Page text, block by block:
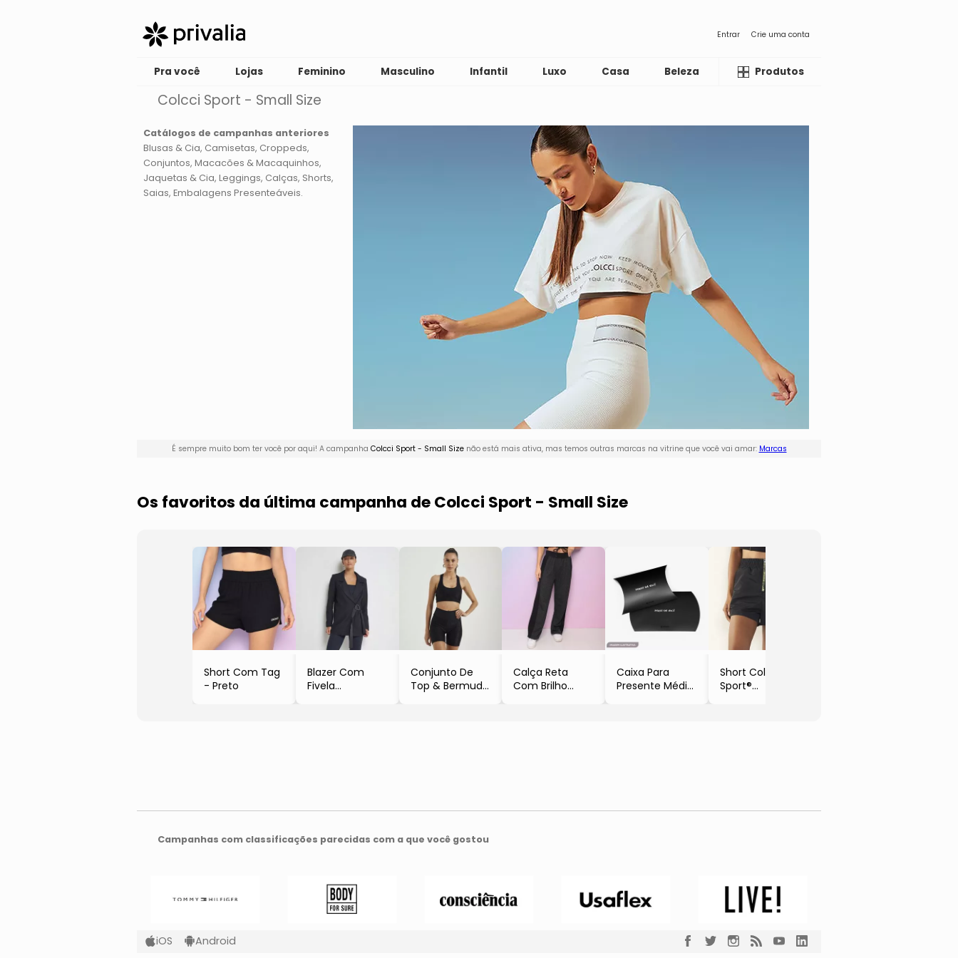
Entrar Crie uma conta
Pra você Lojas Feminino Masculino Infantil Luxo Casa Beleza LiquidaProdutos
Colcci Sport - Small Size
É sempre muito bom ter você por aqui! A campanha Colcci Sport - Small Sizenão está mais ativa, mas temos outras marcas na vitrine que você vai amar: Marcas
Os favoritos da última campanha de Colcci Sport - Small Size
Short Com Tag
- Preto
Blazer Com
Fivela
Conjunto De
Top & Bermuda
Calça Reta
Com Brilho
Caixa Para
Presente Média
Short Colcci
Sport®
Catálogos de campanhas anteriores
Blusas & Cia Camisetas Croppeds
Conjuntos, Macacões & Macaquinhos
Jaquetas & Cia Leggings Calças Shorts
Saias Embalagens Presenteáveis
Campanhas com classificações parecidas com a que você gostou
iOS Android